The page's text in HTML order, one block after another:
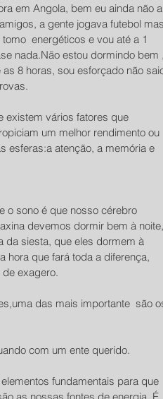
em Angola, bem eu ainda não a
a gente jogava futebol mas
energéticos e vou até a 1
nada.Não estou dormindo bem ,
8 horas, sou esforçado não
existem vários fatores que
um melhor rendimento ou
esferas:a atenção, a memória e
devemos dormir bem à noite,
da siesta, que eles dormem à
hora que fará toda a diferença,
exagero.
quando com um ente querido.